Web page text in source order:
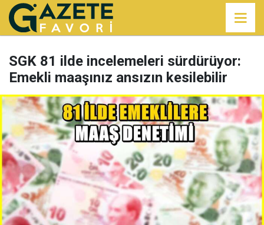
SGK 81 ilde incelemeleri sürdürüyor:
Emekli maaşınız ansızın kesilebilir